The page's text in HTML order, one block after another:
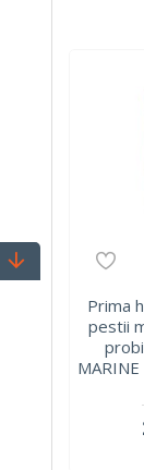
Prima
pestii